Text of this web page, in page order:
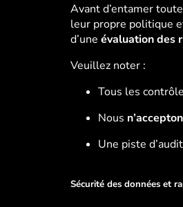
Avant d’entamer
leur propre politique
d’une évaluation des
Veuillez noter :
Tous les
Nous
Une piste
Sécurité des données et